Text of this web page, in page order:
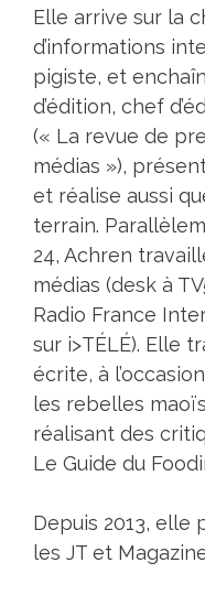
Elle arrive sur la
d’informations
pigiste, et
d’édition, chef
(« La revue de
médias »),
et réalise aussi
terrain.
24, Achren
médias (desk à
Radio France
sur i>TÉLÉ). Elle
écrite, à
les rebelles
réalisant des
Le Guide du
Depuis 2013,
les JT et